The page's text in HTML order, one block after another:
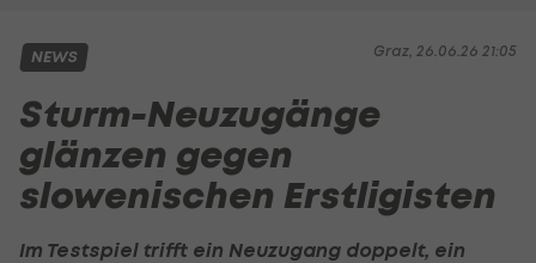
Graz, 26.06.26 21:05
NEWS
Sturm-Neuzugänge
glänzen gegen
slowenischen Erstligisten
Im Testspiel trifft ein Neuzugang doppelt, ein